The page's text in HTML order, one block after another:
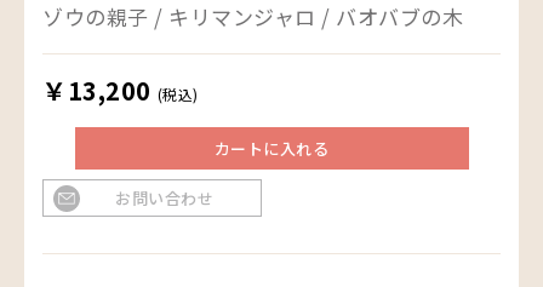
ゾウの親子 / キリマンジャロ / バオバブの木
￥13,200 (税込)
カートに入れる
お問い合わせ